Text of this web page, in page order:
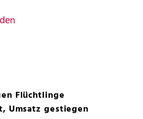
Flüchtlinge
Umsatz gestiegen